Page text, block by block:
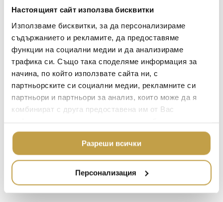
Настоящият сайт използва бисквитки
Използваме бисквитки, за да персонализираме
съдържанието и рекламите, да предоставяме
функции на социални медии и да анализираме
трафика си. Също така споделяме информация за
начина, по който използвате сайта ни, с
партньорските си социални медии, рекламните си
партньори и партньори за анализ, които може да я
комбинират с друга предоставена им от Вас
ползването от Ваша страна на услугите им.
Разреши всички
Персонализация
and strength. Coral reefs are also associated
face of change.
Георги Питов
2021-06-01
персонал.
ЗА МАСАТА
ТЕКСТИЛ ЗА ДОМА
АРОМАТИ ЗА ДОМА
ИЗКУСТВО И КНИГИ
ВИСОК КЛАС
МЕБЕЛИ
ПОДАРЪЦИ
BACCARAT
TOM DIXON
MICHAEL ARAM
ASSOULINE
SELETTI
DOLCE & GABBANA
ETHNICRAFT
ZUIVER
DUTCHBONE